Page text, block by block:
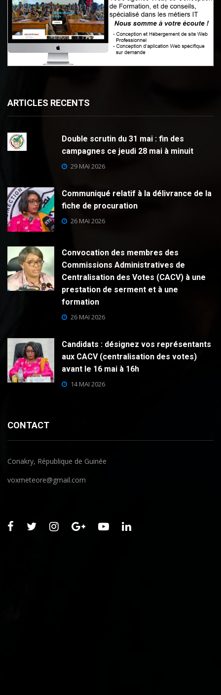
ARTICLES RECENTS
Double scrutin du 31 mai : fin des
campagnes ce jeudi 28 mai à minuit
29 MAI 2026
Communiqué relatif à la délivrance de la
fiche de procuration
26 MAI 2026
Convocation des membres des
Commissions Administratives de
Centralisation des Votes (CACV) à une
prestation de serment et à une
formation
26 MAI 2026
Candidats : désignez vos représentants
aux CACV (centralisation des votes)
avant le 16 mai à 16h
14 MAI 2026
CONTACT
Conakry, République de Guinée
voxmeteore@gmail.com